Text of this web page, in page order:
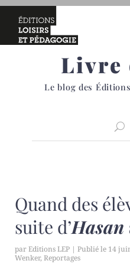
Livre
Le blog des
Quand des
suite d’Hasan
parEditions LEP | 14
Wenker,Reportages